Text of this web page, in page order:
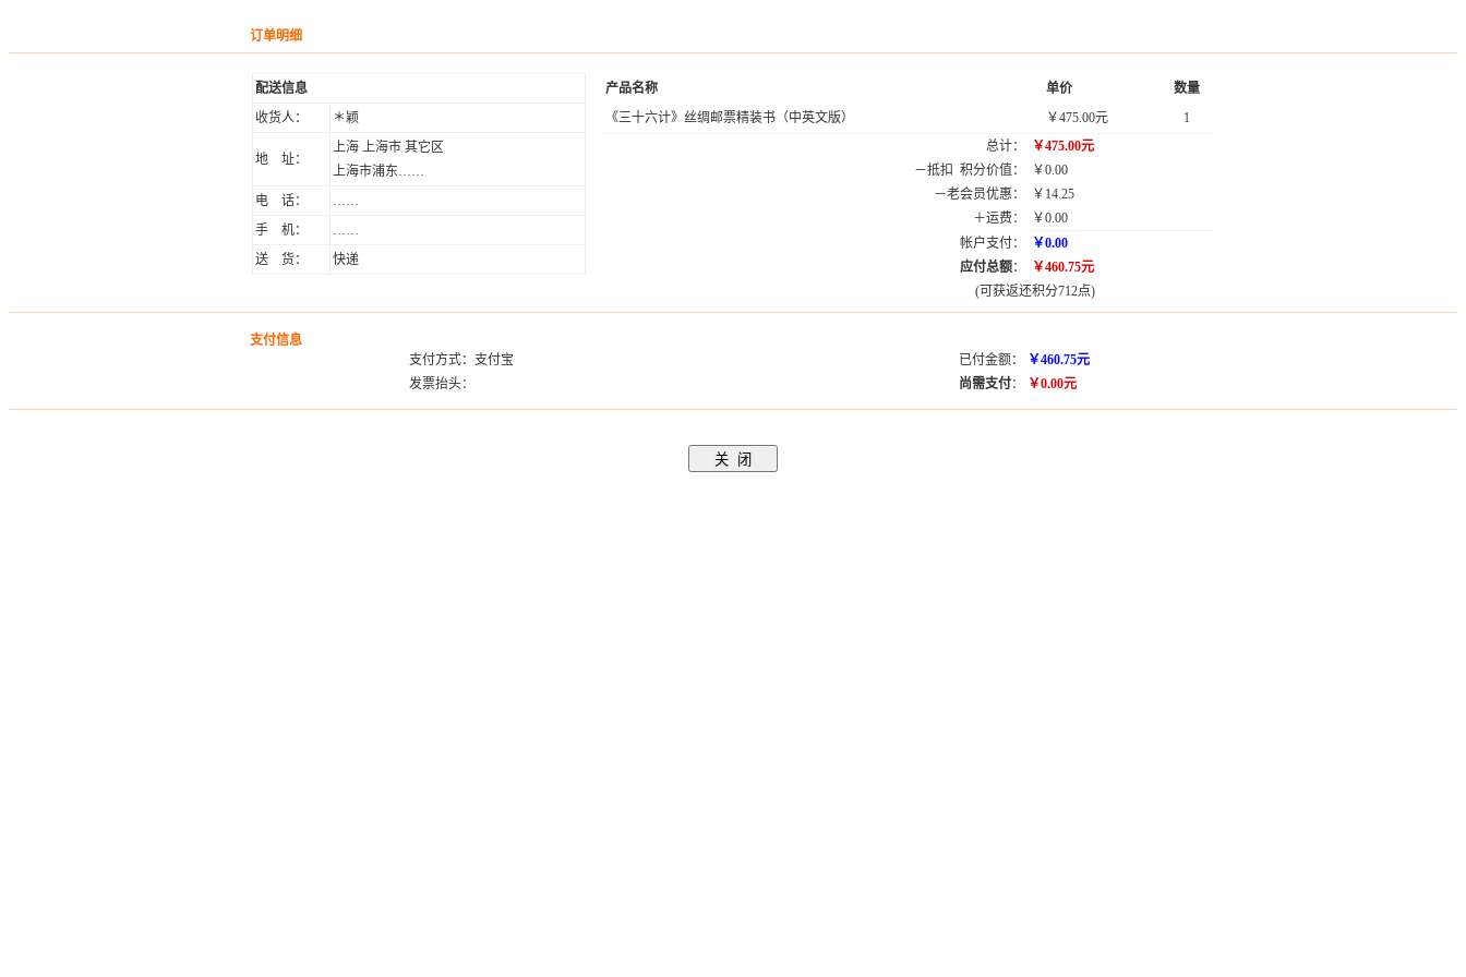
订单明细
配送信息
收货人：
＊颖
地 址：
上海 上海市 其它区
上海市浦东……
电 话：
……
手 机：
……
送 货：
快递
产品名称 单价
数量
《三十六计》丝绸邮票精装书（中英文版）
￥475.00元
1
总计：
￥475.00元
－抵扣 积分价值：
￥0.00
－老会员优惠：
￥14.25
＋运费：
￥0.00
帐户支付：
￥0.00
应付总额：
￥460.75元
(可获返还积分712点)
支付信息
支付方式：支付宝
发票抬头：
已付金额：
￥460.75元
尚需支付： ￥0.00元